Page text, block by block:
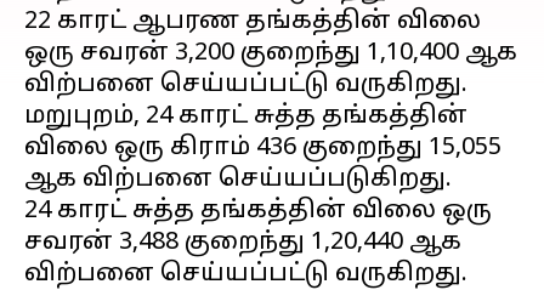
22 காரட் ஆபரண தங்கத்தின் விலை
ஒரு சவரன் ₹3,200 குறைந்து ₹1,10,400 ஆக
விற்பனை செய்யப்பட்டு வருகிறது.
மறுபுறம், 24 காரட் சுத்த தங்கத்தின்
விலை ஒரு கிராம் ₹436 குறைந்து ₹15,055
ஆக விற்பனை செய்யப்படுகிறது.
24 காரட் சுத்த தங்கத்தின் விலை ஒரு
சவரன் ₹3,488 குறைந்து ₹1,20,440 ஆக